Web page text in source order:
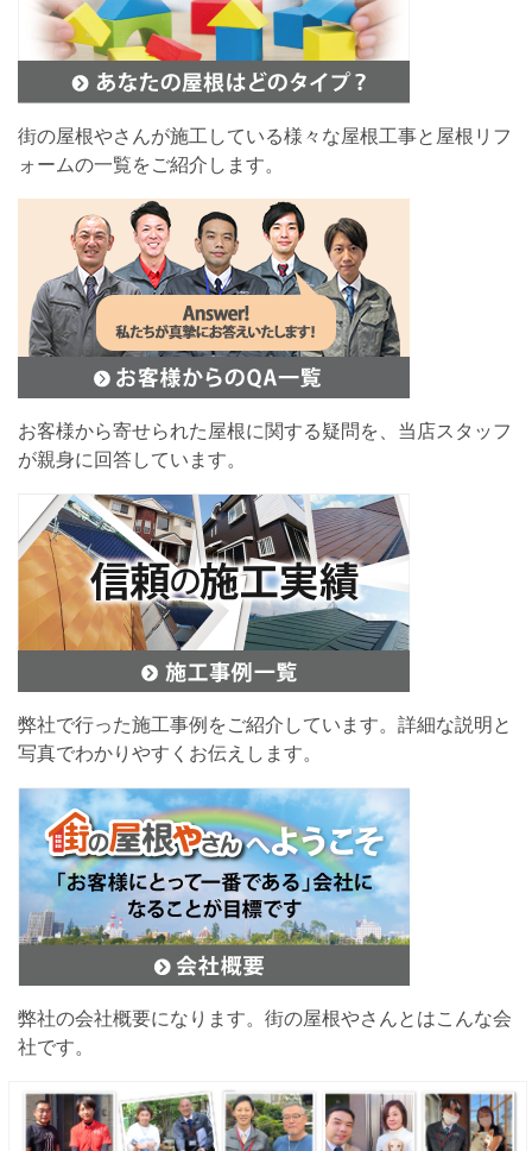
街の屋根やさんが施工している様々な屋根工事と屋根リフ
ォームの一覧をご紹介します。
お客様から寄せられた屋根に関する疑問を、当店スタッフ
が親身に回答しています。
弊社で行った施工事例をご紹介しています。詳細な説明と
写真でわかりやすくお伝えします。
弊社の会社概要になります。街の屋根やさんとはこんな会
社です。